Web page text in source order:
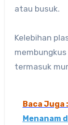
atau busuk.
Kelebihan
termasuk
Baca Juga :
Menanam